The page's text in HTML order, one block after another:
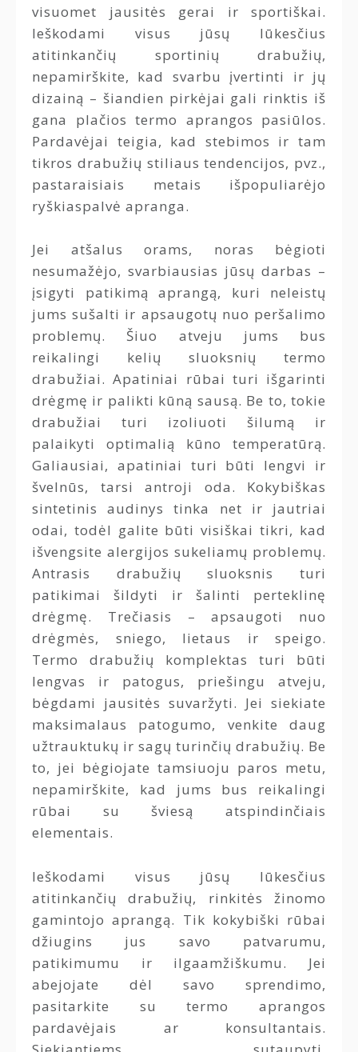
visuomet jausitės gerai ir sportiškai.
Ieškodami visus jūsų lūkesčius
atitinkančių sportinių drabužių,
nepamirškite, kad svarbu įvertinti ir jų
dizainą – šiandien pirkėjai gali rinktis iš
gana plačios termo aprangos pasiūlos.
Pardavėjai teigia, kad stebimos ir tam
tikros drabužių stiliaus tendencijos, pvz.,
pastaraisiais metais išpopuliarėjo
ryškiaspalvė apranga.
Jei atšalus orams, noras bėgioti
nesumažėjo, svarbiausias jūsų darbas –
įsigyti patikimą aprangą, kuri neleistų
jums sušalti ir apsaugotų nuo peršalimo
problemų. Šiuo atveju jums bus
reikalingi kelių sluoksnių termo
drabužiai. Apatiniai rūbai turi išgarinti
drėgmę ir palikti kūną sausą. Be to, tokie
drabužiai turi izoliuoti šilumą ir
palaikyti optimalią kūno temperatūrą.
Galiausiai, apatiniai turi būti lengvi ir
švelnūs, tarsi antroji oda. Kokybiškas
sintetinis audinys tinka net ir jautriai
odai, todėl galite būti visiškai tikri, kad
išvengsite alergijos sukeliamų problemų.
Antrasis drabužių sluoksnis turi
patikimai šildyti ir šalinti perteklinę
drėgmę. Trečiasis – apsaugoti nuo
drėgmės, sniego, lietaus ir speigo.
Termo drabužių komplektas turi būti
lengvas ir patogus, priešingu atveju,
bėgdami jausitės suvaržyti. Jei siekiate
maksimalaus patogumo, venkite daug
užtrauktukų ir sagų turinčių drabužių. Be
to, jei bėgiojate tamsiuoju paros metu,
nepamirškite, kad jums bus reikalingi
rūbai su šviesą atspindinčiais
elementais.
Ieškodami visus jūsų lūkesčius
atitinkančių drabužių, rinkitės žinomo
gamintojo aprangą. Tik kokybiški rūbai
džiugins jus savo patvarumu,
patikimumu ir ilgaamžiškumu. Jei
abejojate dėl savo sprendimo,
pasitarkite su termo aprangos
pardavėjais ar konsultantais.